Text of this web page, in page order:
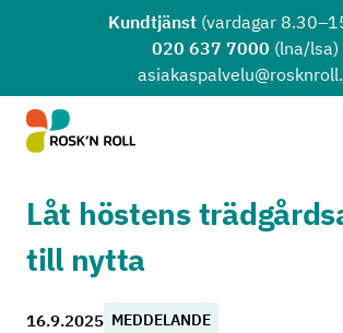
Hoppa till huvudinnehållet
Kundtjänst (vardagar
020 637 7000 (lna/lsa)
Låt höstens
till nytta
16.9.2025 MEDDELANDE